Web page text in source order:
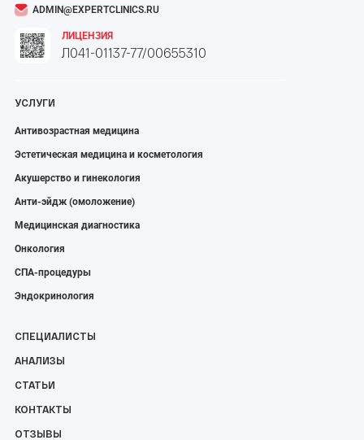
ADMIN@EXPERTCLINICS.RU
ЛИЦЕНЗИЯ
Л041-01137-77/00655310
УСЛУГИ
Антивозрастная медицина
Эстетическая медицина и косметология
Акушерство и гинекология
Анти-эйдж (омоложение)
Медицинская диагностика
Онкология
СПА-процедуры
Эндокринология
СПЕЦИАЛИСТЫ
АНАЛИЗЫ
СТАТЬИ
КОНТАКТЫ
ОТЗЫВЫ